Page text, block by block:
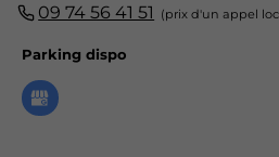
09 74 56 41 51
Parking dispo